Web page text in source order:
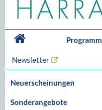
Programm
Newsletter
Neuerscheinungen
Sonderangebote